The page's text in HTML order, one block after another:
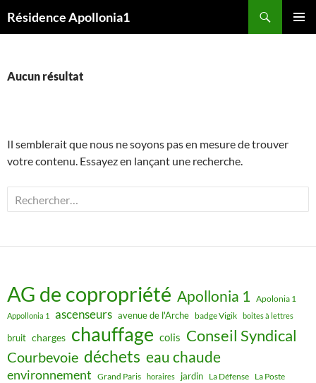
auRésidence Apollonia1
Aucun résultat
Il semblerait que nous ne soyons pas en mesure de trouver
votre contenu. Essayez en lançant une recherche.
Rechercher :
AG de copropriété Apollonia 1 Apolonia 1
Appollonia 1 ascenseurs avenue de l'Arche badge Vigik boites à lettres
bruit charges chauffage colis Conseil Syndical
Courbevoie déchets eau chaude
environnement Grand Paris horaires jardin La Défense La Poste